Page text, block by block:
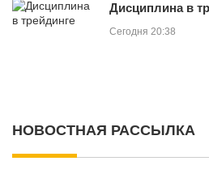
Дисциплина в
Сегодня 20:38
НОВОСТНАЯ РАССЫЛКА